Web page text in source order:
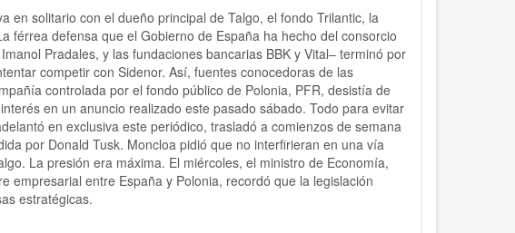
en solitario con el dueño principal de Talgo, el fondo Trilantic, la
férrea defensa que el Gobierno de España ha hecho del consorcio
Pradales, y las fundaciones bancarias BBK y Vital– terminó por
competir con Sidenor. Así, fuentes conocedoras de las
controlada por el fondo público de Polonia, PFR, desistía de
en un anuncio realizado este pasado sábado. Todo para evitar
en exclusiva este periódico, trasladó a comienzos de semana
por Donald Tusk. Moncloa pidió que no interfirieran en una vía
La presión era máxima. El miércoles, el ministro de Economía,
empresarial entre España y Polonia, recordó que la legislación
estratégicas.